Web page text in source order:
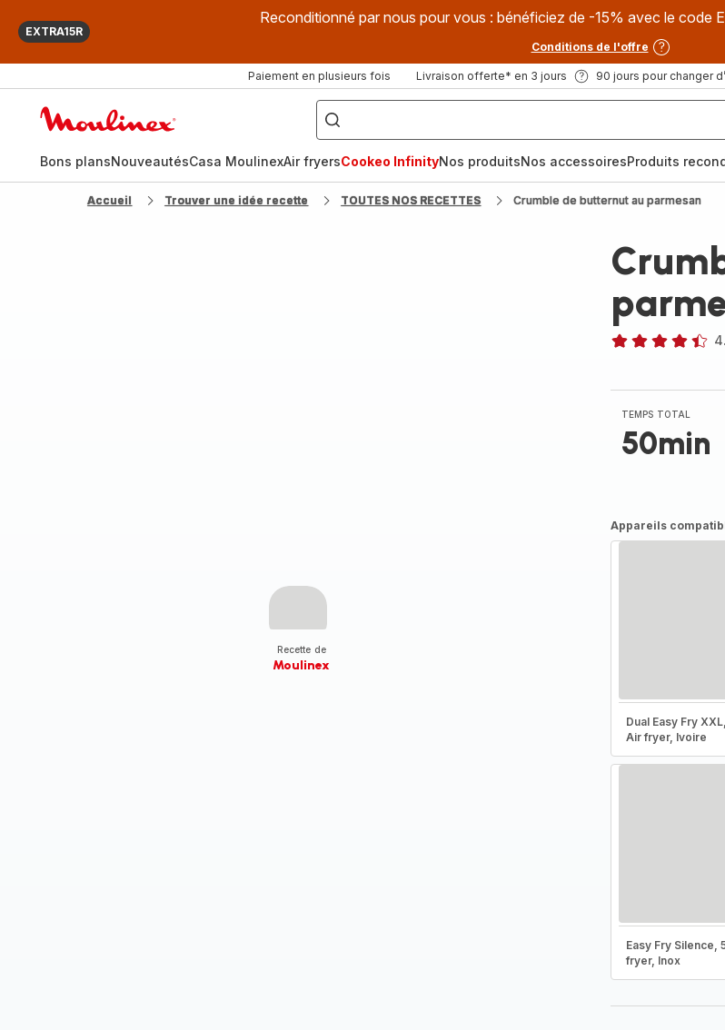
EXTRA15R
Reconditionné par nous pour vous : bénéficiez de -15% avec le code
Conditions de l'offre
Paiement en plusieurs fois Livraison offerte* en 3 jours 90 jours pour changer
["Que
recherchez-
vous
?",
fryer",
"Companion"]
Bons plansNouveautésCasa MoulinexAir fryersCookeo InfinityNos produitsNos accessoiresProduits
Accueil Trouver une idée recette TOUTES NOS RECETTES Crumble de butternut au parmesan
Recette de
Moulinex
TEMPS TOTAL
50min
Appareils
Dual Easy Fry
Air fryer, Ivoire
Easy Fry Silence,
fryer, Inox